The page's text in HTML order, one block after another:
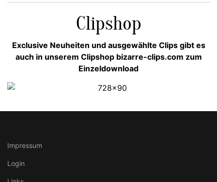
Clipshop
Exclusive Neuheiten und ausgewählte Clips gibt es
auch in unserem Clipshop bizarre-clips.com zum
Einzeldownload
Impressum
Login